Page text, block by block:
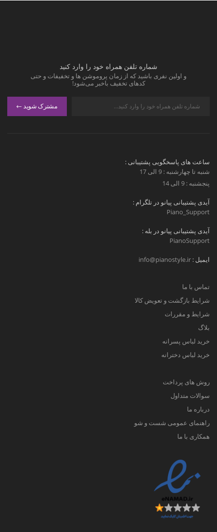
شماره تلفن همراه خود را وارد کنید
و اولین نفری باشید که از زمان پروموشن ها و تخفیفات و حتی
کدهای تخفیف باخبر می‌شود!
مشترک شوید
ساعت های پاسخگویی پشتیبانی :
شنبه تا چهارشنبه : 9 الی 17
پنجشنبه : 9 الی 14
آیدی پشتیبانی پیانو در تلگرام :
Piano_Support
آیدی پشتیبانی پیانو در بله :
PianoSupport
ایمیل : info@pianostyle.ir
تماس با ما
شرایط بازگشت و تعویض کالا
شرایط و مقررات
بلاگ
خرید لباس پسرانه
خرید لباس دخترانه
روش های پرداخت
سوالات متداول
درباره ما
راهنمای عمومی شست و شو
همکاری با ما